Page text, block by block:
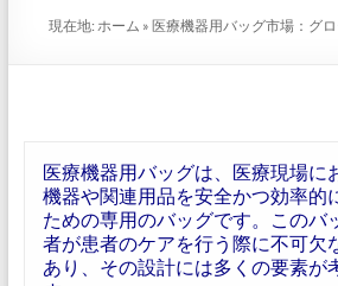
現在地:ホーム » 医療機器用バッグ市場：グ
医療機器用バッグは、医療現場に
機器や関連用品を安全かつ効率的
ための専用のバッグです。このバ
者が患者のケアを行う際に不可欠
あり、その設計には多くの要素が